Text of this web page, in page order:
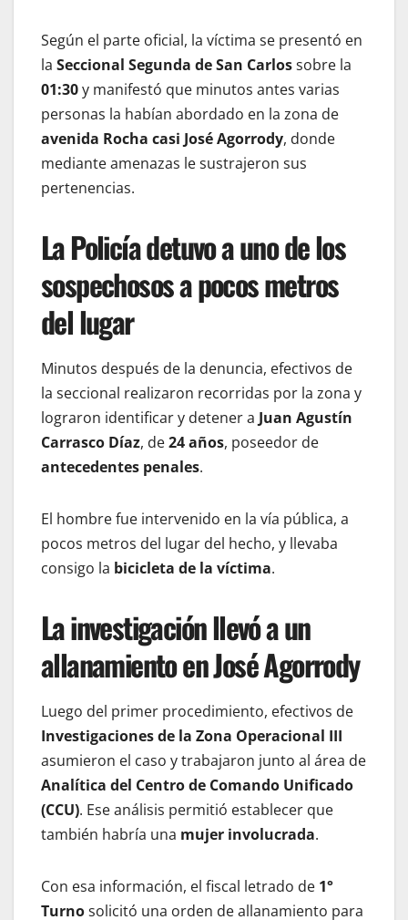
Según el parte oficial, la víctima se presentó en
la Seccional Segunda de San Carlossobre la
01:30y manifestó que minutos antes varias
personas la habían abordado en la zona de
avenida Rocha casi José Agorrody, donde
mediante amenazas le sustrajeron sus
pertenencias.
La Policía detuvo a uno de los
sospechosos a pocos metros
del lugar
Minutos después de la denuncia, efectivos de
la seccional realizaron recorridas por la zona y
lograron identificar y detener a Juan Agustín
Carrasco Díaz, de24 años, poseedor de
antecedentes penales.
El hombre fue intervenido en la vía pública, a
pocos metros del lugar del hecho, y llevaba
consigo la bicicleta de la víctima.
La investigación llevó a un
allanamiento en José Agorrody
Luego del primer procedimiento, efectivos de
Investigaciones de la Zona Operacional III
asumieron el caso y trabajaron junto al área de
Analítica del Centro de Comando Unificado
(CCU). Ese análisis permitió establecer que
también habría una mujer involucrada.
Con esa información, el fiscal letrado de 1°
Turnosolicitó una orden de allanamiento para